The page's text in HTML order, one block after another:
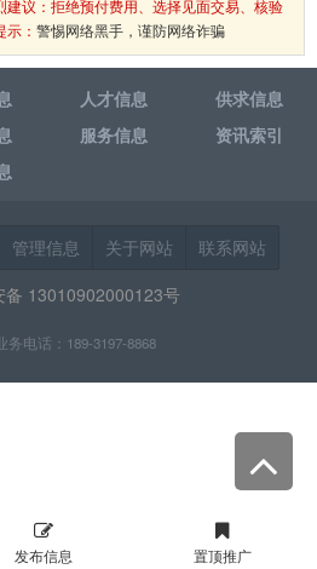
议：拒绝预付费用、选择见面交易、核验
： 警惕网络黑手，谨防网络诈骗
人才信息
供求信息
服务信息
资讯索引
管理信息 关于网站
联系网站
备 13010902000123号
务电话：189-3197-8868
发布信息 置顶推广